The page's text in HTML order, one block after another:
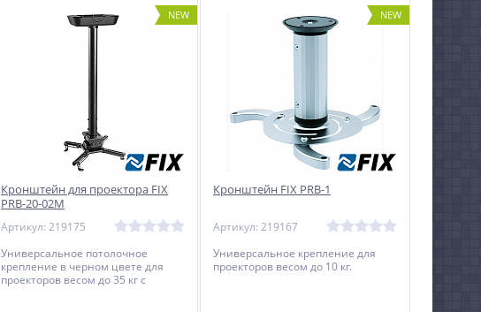
NEW
Кронштейн для проектора FIX
PRB-20-02M
Артикул: 219175
Универсальное потолочное
крепление в черном цвете для
проекторов весом до 35 кг c
NEW
Кронштейн FIX PRB-1
Артикул: 219167
Универсальное крепление для
проекторов весом до 10 кг.